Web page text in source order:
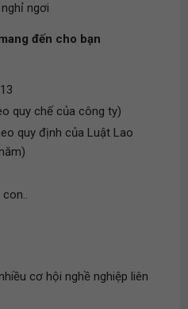
ngơi
đến cho bạn
quy chế của công ty)
quy định của Luật Lao
con..
cơ hội nghề nghiệp liên